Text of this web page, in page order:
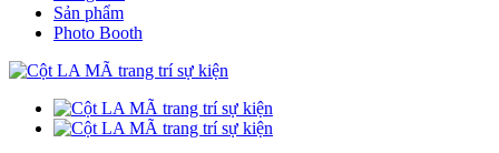
Sản phẩm
Photo Booth